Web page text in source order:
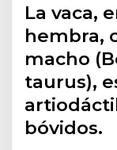
La vaca,
hembra,
macho
taurus),
bóvidos.